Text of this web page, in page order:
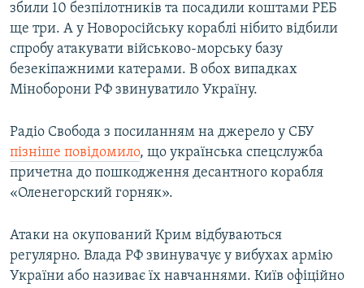
збили 10 безпілотників та посадили коштами РЕБ
ще три. А у Новоросійську кораблі нібито відбили
спробу атакувати військово-морську базу
безекіпажними катерами. В обох випадках
Міноборони РФ звинуватило Україну.
Радіо Свобода з посиланням на джерело у СБУ
пізніше повідомило, що українська спецслужба
причетна до пошкодження десантного корабля
«Оленегорский горняк».
Атаки на окупований Крим відбуваються
регулярно. Влада РФ звинувачує у вибухах армію
України або називає їх навчаннями. Київ офіційно